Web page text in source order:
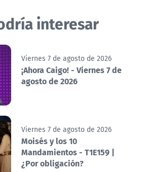
interesar
Viernes 7 de agosto de 2026
¡Ahora Caigo! - Viernes 7 de
agosto de 2026
Viernes 7 de agosto de 2026
Moisés y los 10
Mandamientos - T1E159 |
¿Por obligación?